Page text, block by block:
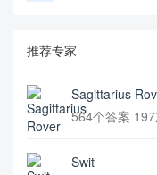
推荐专家
Sagittarius
564个答案
Swit